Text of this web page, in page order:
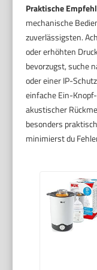
Praktische
mechanische
zuverlässigsten.
oder erhöhten
bevorzugst, suche
oder einer IP-
einfache Ein-
akustischer
besonders
minimierst du